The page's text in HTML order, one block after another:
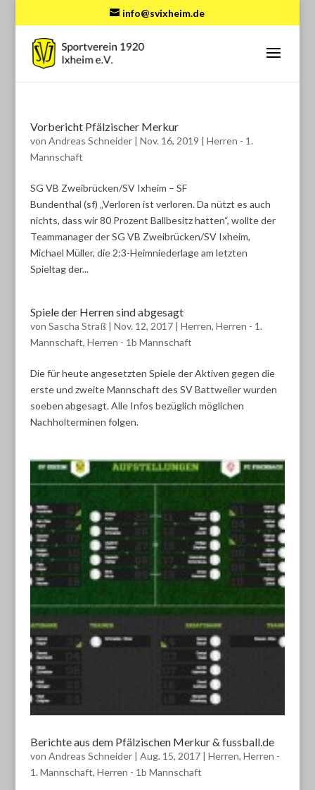
info@svixheim.de
Vorbericht Pfälzischer Merkur
von Andreas Schneider| Nov. 16, 2019 | Herren - 1.
Mannschaft
SG VB Zweibrücken/SV Ixheim – SF
Bundenthal (sf) „Verloren ist verloren. Da nützt es auch
nichts, dass wir 80 Prozent Ballbesitz hatten“, wollte der
Teammanager der SG VB Zweibrücken/SV Ixheim,
Michael Müller, die 2:3-Heimniederlage am letzten
Spieltag der...
Spiele der Herren sind abgesagt
von Sascha Straß | Nov. 12, 2017| Herren, Herren - 1.
Mannschaft, Herren - 1b Mannschaft
Die für heute angesetzten Spiele der Aktiven gegen die
erste und zweite Mannschaft des SV Battweiler wurden
soeben abgesagt. Alle Infos bezüglich möglichen
Nachholterminen folgen.
Berichte aus dem Pfälzischen Merkur & fussball.de
von Andreas Schneider| Aug. 15, 2017| Herren, Herren -
1. Mannschaft, Herren - 1b Mannschaft